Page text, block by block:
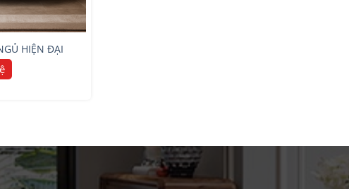
HIỆN ĐẠI